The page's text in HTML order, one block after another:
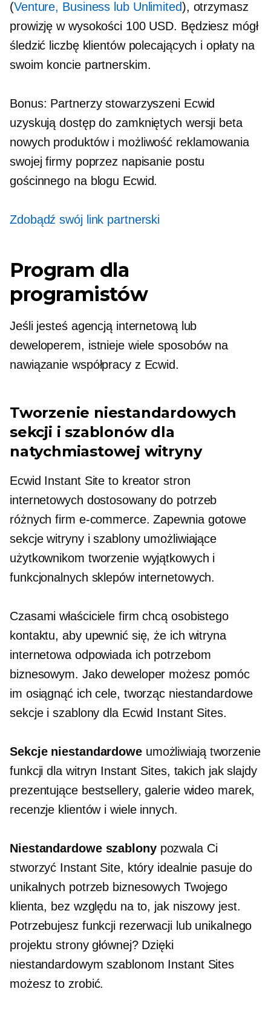
(Venture, Business lub Unlimited), otrzymasz
prowizję w wysokości 100 USD. Będziesz mógł
śledzić liczbę klientów polecających i opłaty na
swoim koncie partnerskim.
Bonus: Partnerzy stowarzyszeni Ecwid
uzyskują dostęp do zamkniętych wersji beta
nowych produktów i możliwość reklamowania
swojej firmy poprzez napisanie postu
gościnnego na blogu Ecwid.
Zdobądź swój link partnerski
Program dla
programistów
Jeśli jesteś agencją internetową lub
deweloperem, istnieje wiele sposobów na
nawiązanie współpracy z Ecwid.
Tworzenie niestandardowych
sekcji i szablonów dla
natychmiastowej witryny
Ecwid Instant Site to kreator stron
internetowych dostosowany do potrzeb
różnych firm e-commerce. Zapewnia gotowe
sekcje witryny i szablony umożliwiające
użytkownikom tworzenie wyjątkowych i
funkcjonalnych sklepów internetowych.
Czasami właściciele firm chcą osobistego
kontaktu, aby upewnić się, że ich witryna
internetowa odpowiada ich potrzebom
biznesowym. Jako deweloper możesz pomóc
im osiągnąć ich cele, tworząc niestandardowe
sekcje i szablony dla Ecwid Instant Sites.
Sekcje niestandardoweumożliwiają tworzenie
funkcji dla witryn Instant Sites, takich jak slajdy
prezentujące bestsellery, galerie wideo marek,
recenzje klientów i wiele innych.
Niestandardowe szablonypozwala Ci
stworzyć Instant Site, który idealnie pasuje do
unikalnych potrzeb biznesowych Twojego
klienta, bez względu na to, jak niszowy jest.
Potrzebujesz funkcji rezerwacji lub unikalnego
projektu strony głównej? Dzięki
niestandardowym szablonom Instant Sites
możesz to zrobić.